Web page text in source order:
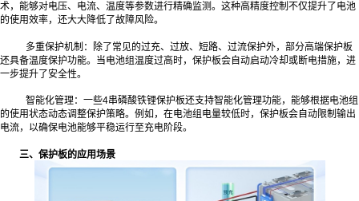
术，能够对电压、电流、温度等参数进行精确监测。这种高精度控制不仅提升了电池
的使用效率，还大大降低了故障风险。
多重保护机制：除了常见的过充、过放、短路、过流保护外，部分高端保护板
还具备温度保护功能。当电池组温度过高时，保护板会自动启动冷却或断电措施，进
一步提升了安全性。
智能化管理：一些4串磷酸铁锂保护板还支持智能化管理功能，能够根据电池组
的使用状态动态调整保护策略。例如，在电池组电量较低时，保护板会自动限制输出
电流，以确保电池能够平稳运行至充电阶段。
三、保护板的应用场景